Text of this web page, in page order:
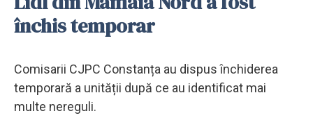
închis temporar
Comisarii CJPC Constanța au dispus închiderea
temporară a unității după ce au identificat mai
multe nereguli.